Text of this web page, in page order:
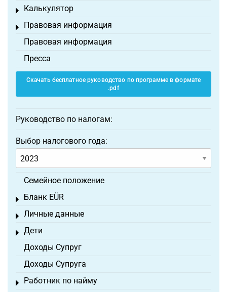
Калькулятор
Toggle menu
Правовая информация
Toggle menu
Правовая информация
Пресса
Скачать бесплатное руководство по программе в формате
.pdf
Руководство по налогам:
Выбор налогового года:
Семейное положение
Бланк EÜR
Toggle menu
Личные данные
Toggle menu
Дети
Toggle menu
Доходы Супруг
Доходы Супруга
Работник по найму
Toggle menu